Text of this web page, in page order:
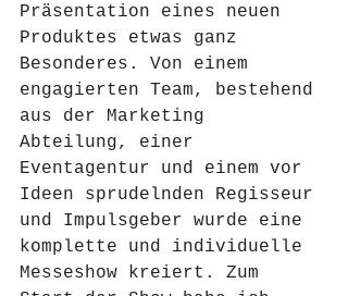
Präsentation eines neuen
Produktes etwas ganz
Besonderes. Von einem
engagierten Team, bestehend
aus der Marketing
Abteilung, einer
Eventagentur und einem vor
Ideen sprudelnden Regisseur
und Impulsgeber wurde eine
komplette und individuelle
Messeshow kreiert. Zum